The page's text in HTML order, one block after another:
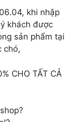
khi nhập
khách được
sản phẩm tại
chó,
CHO TẤT CẢ